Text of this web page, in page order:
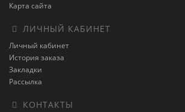
Карта сайта
ЛИЧНЫЙ КАБИНЕТ
Личный кабинет
История заказа
Закладки
Рассылка
КОНТАКТЫ